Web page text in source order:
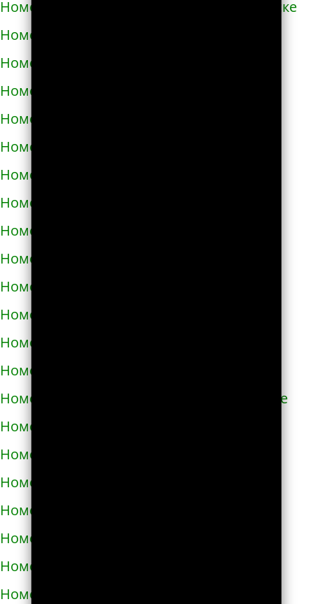
Номера телефонов такси в Южноукраинске
Номера телефонов такси в Яворове
Номера телефонов такси в Яготине
Номера телефонов такси в Абазе
Номера телефонов такси в Абакане
Номера телефонов такси в Абдулино
Номера телефонов такси в Абинске
Номера телефонов такси в Агидели
Номера телефонов такси в Агинском
Номера телефонов такси в Агрызе
Номера телефонов такси в Адыгейске
Номера телефонов такси в Азнакаево
Номера телефонов такси в Азове
Номера телефонов такси в Ак-Довураке
Номера телефонов такси в Академгородке
Номера телефонов такси в Аксае
Номера телефонов такси в Алагире
Номера телефонов такси в Алапаевске
Номера телефонов такси в Алатыре
Номера телефонов такси в Алдане
Номера телефонов такси в Алейске
Номера телефонов такси в Александрове